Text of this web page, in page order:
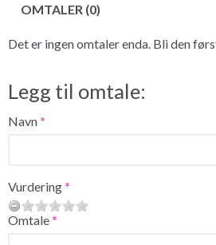
OMTALER (0)
Det er ingen omtaler enda. Bli den
Legg til omtale:
Navn
Vurdering
Omtale